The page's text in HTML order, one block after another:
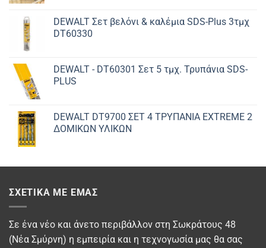
DEWALT Σετ βελόνι & καλέμια SDS-Plus 3τμχ
DT60330
DEWALT - DT60301 Σετ 5 τμχ. Τρυπάνια SDS-
PLUS
DEWALT DT9700 ΣET 4 ΤΡΥΠΑΝΙΑ EXTREME 2
ΔΟΜΙΚΩΝ ΥΛΙΚΩΝ
ΣΧΕΤΙΚΆ ΜΕ ΕΜΆΣ
Σε ένα νέο και άνετο περιβάλλον στη Σωκράτους 48
(Νέα Σμύρνη) η εμπειρία και η τεχνογωσία μας θα σας